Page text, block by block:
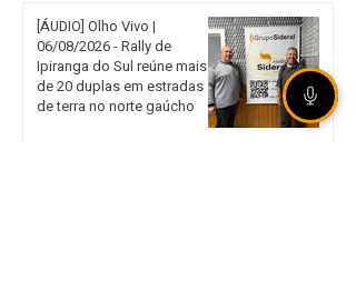
[ÁUDIO] Olho Vivo |
06/08/2026 - Rally de
Ipiranga do Sul reúne mais
de 20 duplas em estradas
de terra no norte gaúcho